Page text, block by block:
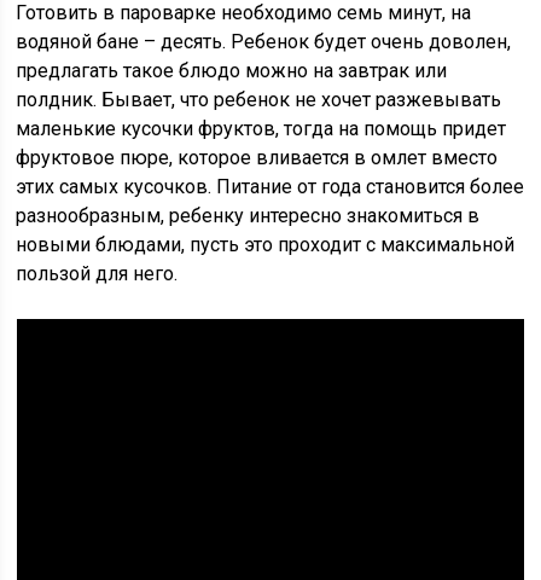
Готовить в пароварке необходимо семь минут, на
водяной бане – десять. Ребенок будет очень доволен,
предлагать такое блюдо можно на завтрак или
полдник. Бывает, что ребенок не хочет разжевывать
маленькие кусочки фруктов, тогда на помощь придет
фруктовое пюре, которое вливается в омлет вместо
этих самых кусочков. Питание от года становится более
разнообразным, ребенку интересно знакомиться в
новыми блюдами, пусть это проходит с максимальной
пользой для него.